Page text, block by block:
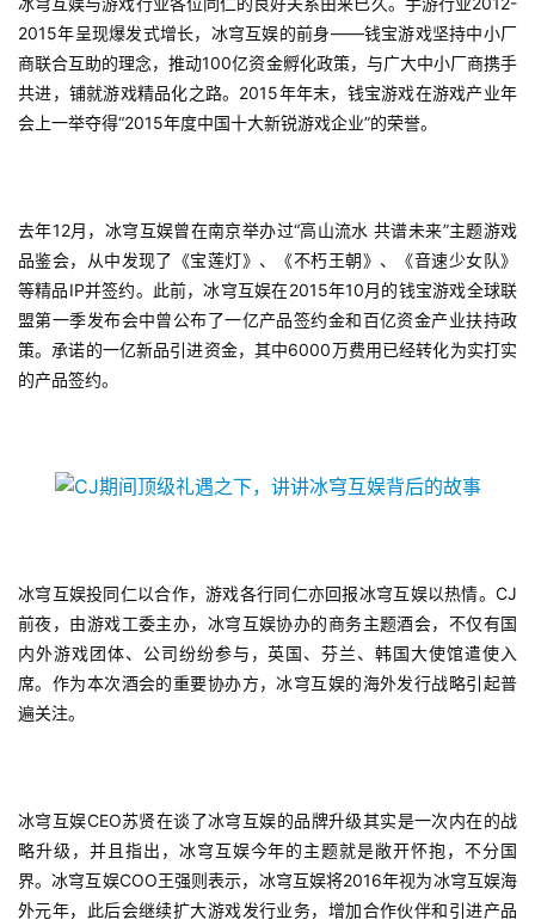
首
页
游
茶
游
戏
业
2015年呈现爆发式增长，冰穹互娱的前身——钱宝游戏坚持中小厂
商联合互助的理念，推动100亿资金孵化政策，与广大中小厂商携手
共进，铺就游戏精品化之路。2015年年末，钱宝游戏在游戏产业年
会上一举夺得“2015年度中国十大新锐游戏企业”的荣誉。
去年12月，冰穹互娱曾在南京举办过“高山流水 共谱未来”主题游戏
品鉴会，从中发现了《宝莲灯》、《不朽王朝》、《音速少女队》
等精品IP并签约。此前，冰穹互娱在2015年10月的钱宝游戏全球联
盟第一季发布会中曾公布了一亿产品签约金和百亿资金产业扶持政
策。承诺的一亿新品引进资金，其中6000万费用已经转化为实打实
的产品签约。
冰穹互娱投同仁以合作，游戏各行同仁亦回报冰穹互娱以热情。CJ
前夜，由游戏工委主办，冰穹互娱协办的商务主题酒会，不仅有国
内外游戏团体、公司纷纷参与，英国、芬兰、韩国大使馆遣使入
席。作为本次酒会的重要协办方，冰穹互娱的海外发行战略引起普
遍关注。
冰穹互娱CEO苏贤在谈了冰穹互娱的品牌升级其实是一次内在的战
略升级，并且指出，冰穹互娱今年的主题就是敞开怀抱，不分国
界。冰穹互娱COO王强则表示，冰穹互娱将2016年视为冰穹互娱海
外元年，此后会继续扩大游戏发行业务，增加合作伙伴和引进产品